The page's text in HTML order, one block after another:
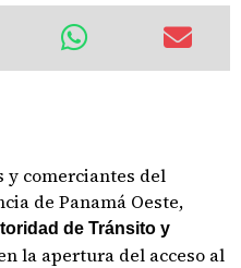
y comerciantes del
de Panamá Oeste,
de Tránsito y
la apertura del acceso al